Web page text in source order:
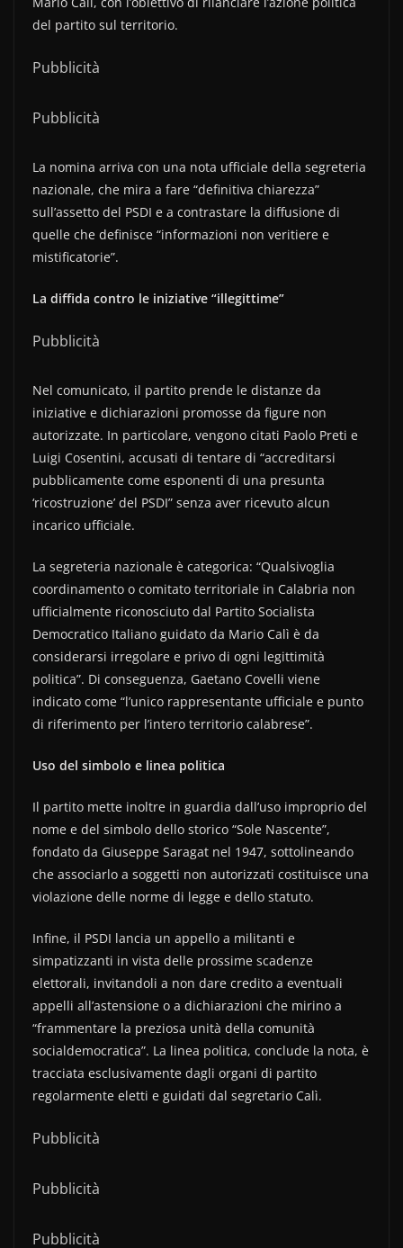
del partito sul territorio.
Pubblicità
Pubblicità
La nomina arriva con una nota ufficiale della segreteria
nazionale, che mira a fare “definitiva chiarezza”
sull’assetto del PSDI e a contrastare la diffusione di
quelle che definisce “informazioni non veritiere e
mistificatorie”.
La diffida contro le iniziative “illegittime”
Pubblicità
Nel comunicato, il partito prende le distanze da
iniziative e dichiarazioni promosse da figure non
autorizzate. In particolare, vengono citati Paolo Preti e
Luigi Cosentini, accusati di tentare di “accreditarsi
pubblicamente come esponenti di una presunta
‘ricostruzione’ del PSDI” senza aver ricevuto alcun
incarico ufficiale.
La segreteria nazionale è categorica: “Qualsivoglia
coordinamento o comitato territoriale in Calabria non
ufficialmente riconosciuto dal Partito Socialista
Democratico Italiano guidato da Mario Calì è da
considerarsi irregolare e privo di ogni legittimità
politica”. Di conseguenza, Gaetano Covelli viene
indicato come “l’unico rappresentante ufficiale e punto
di riferimento per l’intero territorio calabrese”.
Uso del simbolo e linea politica
Il partito mette inoltre in guardia dall’uso improprio del
nome e del simbolo dello storico “Sole Nascente”,
fondato da Giuseppe Saragat nel 1947, sottolineando
che associarlo a soggetti non autorizzati costituisce una
violazione delle norme di legge e dello statuto.
Infine, il PSDI lancia un appello a militanti e
simpatizzanti in vista delle prossime scadenze
elettorali, invitandoli a non dare credito a eventuali
appelli all’astensione o a dichiarazioni che mirino a
“frammentare la preziosa unità della comunità
socialdemocratica”. La linea politica, conclude la nota, è
tracciata esclusivamente dagli organi di partito
regolarmente eletti e guidati dal segretario Calì.
Pubblicità
Pubblicità
Pubblicità